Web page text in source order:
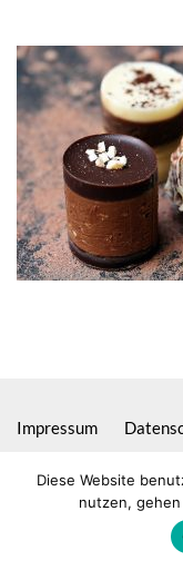
Impressum
Diese Website
nutzen,